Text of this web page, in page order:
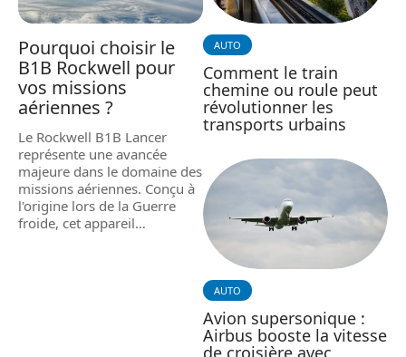
Pourquoi choisir le
B1B Rockwell pour
vos missions
aériennes ?
Le Rockwell B1B Lancer
représente une avancée
majeure dans le domaine des
missions aériennes. Conçu à
l'origine lors de la Guerre
froide, cet appareil…
AUTO
Comment le train
chemine ou roule peut
révolutionner les
transports urbains
AUTO
Avion supersonique :
Airbus booste la vitesse
de croisière avec